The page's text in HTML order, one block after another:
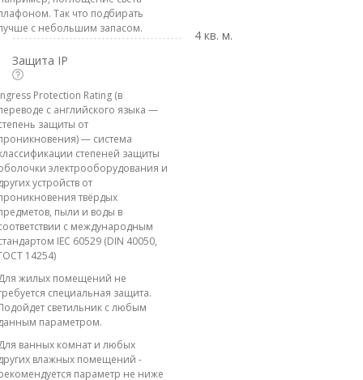
Так что подбирать
с небольшим запасом.
4 кв. м.
Защита IP
Protection Rating (в
с английского языка —
защиты от
— система
степеней защиты
электрооборудования и
устройств от
твёрдых
пыли и воды в
с международным
IEC 60529 (DIN 40050,
14254)
жилых помещений не
специальная защита.
светильник с любым
параметром.
ванных комнат и любых
влажных помещений -
параметр не ниже